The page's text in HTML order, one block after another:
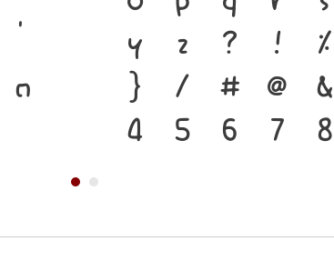
๓
y
z ? ! %
}
/ # @ &
4
5 6 7 8
โครงสร้างแกร่งของ
จากปัจจุบันสู่อนาคต